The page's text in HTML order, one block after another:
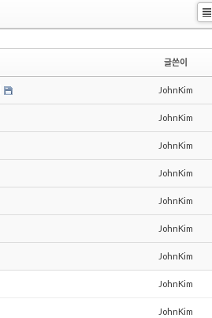
Li
글쓴이
JohnKim
JohnKim
JohnKim
JohnKim
JohnKim
JohnKim
JohnKim
JohnKim
JohnKim